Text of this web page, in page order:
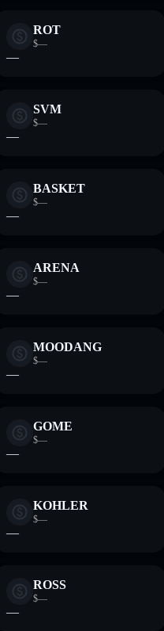
ROT
$—
—
SVM
$—
—
BASKET
$—
—
ARENA
$—
—
MOODANG
$—
—
GOME
$—
—
KOHLER
$—
—
ROSS
$—
—